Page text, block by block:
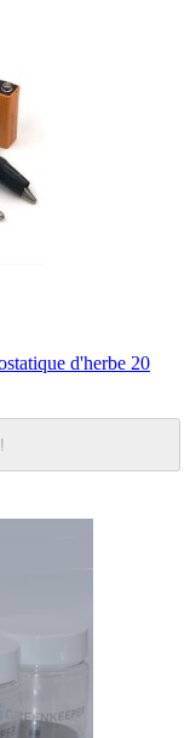
d'herbe 20